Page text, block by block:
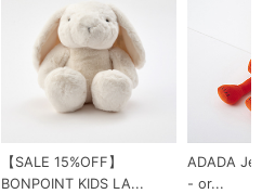
【SALE 15%OFF】
BONPOINT KIDS LA...
ADADA
- or...